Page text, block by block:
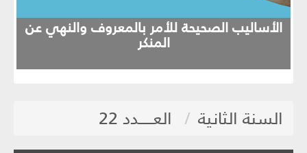
الأساليب الصحيحة للأمر بالمعروف والنهي عن
المنكر
Next
السنة الثانية
العـــــدد 22